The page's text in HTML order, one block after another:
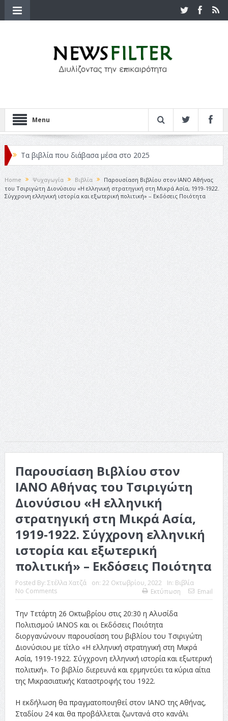
Menu
Τα βιβλία που διάβασα μέσα στο 2025
Κριτικές ταινιών: Ο Ντι Κάπριο και ο Λάνθιμος
Σχεδιασμός που «Μιλάει» Χωρίς Λέξεις
Σπιρτόκουτο: η απόλυτη αντισυμβατική καλοκαιρινή
ταινία
Το Top 5 της εβδομάδας #517
Το νουάρ στον ελληνικό κινηματογράφο
Η Φροντίδα Έχει Πολλές Μορφές: Κι Όλες Σε Αφορούν
Τρία Βήματα Μπροστά για Σένα και την Επιχείρησή σου
Όψεις και Απόψεις
Αξίζει άραγε?
Home Ψυχαγωγία Βιβλία
Παρουσίαση Βιβλίου στον ΙΑΝΟ Αθήνας
του Τσιριγώτη Διονύσιου «Η ελληνική στρατηγική στη Μικρά Ασία, 1919-1922.
Σύγχρονη ελληνική ιστορία και εξωτερική πολιτική» – Εκδόσεις Ποιότητα
Παρουσίαση Βιβλίου στον
ΙΑΝΟ Αθήνας του Τσιριγώτη
Διονύσιου «Η ελληνική
στρατηγική στη Μικρά Ασία,
1919-1922. Σύγχρονη ελληνική
ιστορία και εξωτερική
πολιτική» – Εκδόσεις Ποιότητα
Posted By: Στέλλα Χατζά on: 22 Οκτωβρίου, 2022 In: Βιβλία
No Comments
Εκτύπωση Email
Την Τετάρτη 26 Οκτωβρίου στις 20:30 η Αλυσίδα
Πολιτισμού IANOS και οι Εκδόσεις Ποιότητα
διοργανώνουν παρουσίαση του βιβλίου του Τσιριγώτη
Διονύσιου με τίτλο «Η ελληνική στρατηγική στη Μικρά
Ασία, 1919-1922. Σύγχρονη ελληνική ιστορία και εξωτερική
πολιτική». Το βιβλίο διερευνά και ερμηνεύει τα κύρια αίτια
της Μικρασιατικής Καταστροφής του 1922.
Η εκδήλωση θα πραγματοποιηθεί στον ΙΑΝΟ της Αθήνας,
Σταδίου 24 και θα προβάλλεται ζωντανά στο κανάλι